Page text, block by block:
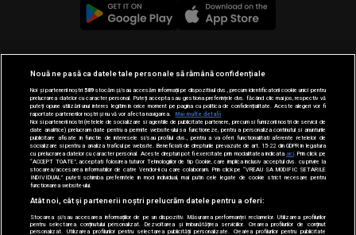
© 2019-2026 DOGAN MEDIA INTERNATIONAL SA, Toate
drepturile rezervate.
Nouă ne pasă ca datele tale personale să rămână confidențiale
Noi și partenerii noștri589stocăm și/sau accesăm informații pe dispozitivul dvs., precum identificatorii cookie unici pentru
prelucrarea datelor cu caracter personal. Puteți accepta sau gestiona preferințele dvs. făcând clic mai jos, respectiv vă
puteți opune utilizării unui interes legitim în orice moment pe pagina cu politica de confidențialitate. Aceste alegeri vor fi
raportate partenerilor noștri și nu vă vor afecta navigarea.
Mai multe detalii
Noi si partenerii nostri (retelele de socializare si agentiile de publicitate partenere, precum si furnizorii nostri de servicii de
date analitice) prelucram date pentru a permite website-ului sa functioneze, pentru a personaliza continutul si anunturile
publicitare afisate in functie de interesele si/sau profilul dvs., pentru a va oferi functionalitati aferente retelelor de
socializare si pentru a analiza traficul pe website. Beneficiati de drepturile prevazute de art. 15-22 din GDPR in legatura
cu prelucrarea datelor cu caracter personal. Aceste drepturi pot fi exercitate prin modalitatea indicataaici . Prin click pe
“ACCEPT TOATE”, acceptati folosirea tuturor Tehnologiilor de tip Cookie, care implica inclusiv acceptul dvs. cu privire la
stocarea/accesarea informatiilor de catre Vendor-ii cu care colaboram. Prin click pe “VREAU SA MODIFIC SETARILE
INDIVIDUAL” puteti schimba preferintele in mod individual, mai putin cele legate de cookie strict necesare pentru
functionarea website-ului.
Atât noi, cât și partenerii noștri prelucrăm datele pentru a oferi:
Stocarea și/sau accesarea informațiilor de pe un dispozitiv. Măsurarea performanței reclamelor. Utilizarea profilurilor
pentru selectarea conținutului personalizat. Dezvoltarea și îmbunătățirea serviciilor. Crearea profilurilor de conținut
personalizat. Utilizarea profilurilor pentru selectarea publicității personalizate. Crearea profilurilor pentru publicitate